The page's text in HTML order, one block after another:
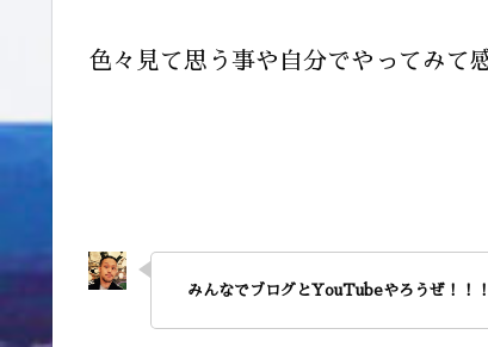
色々見て思う事や自分でやってみて
みんなでブログとYouTubeやろうぜ！！